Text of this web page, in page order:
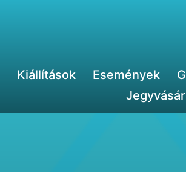
Kiállítások Események